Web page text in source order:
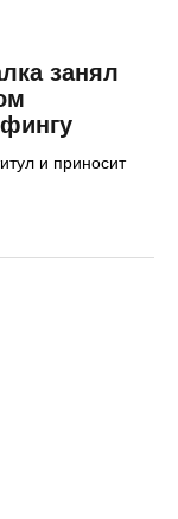
занял
и приносит